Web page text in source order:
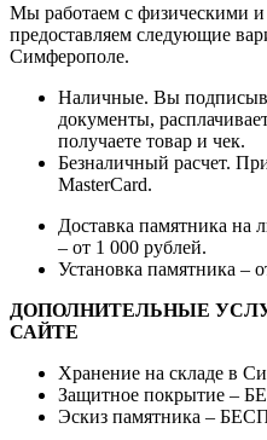
Мы работаем с физическими
предоставляем следующие
Симферополе.
Наличные. Вы
документы,
получаете товар и чек.
Безналичный расчет.
MasterCard.
Доставка памятника на
– от 1 000 рублей.
Установка памятника –
ДОПОЛНИТЕЛЬНЫЕ
САЙТЕ
Хранение на складе в
Защитное покрытие –
Эскиз памятника –